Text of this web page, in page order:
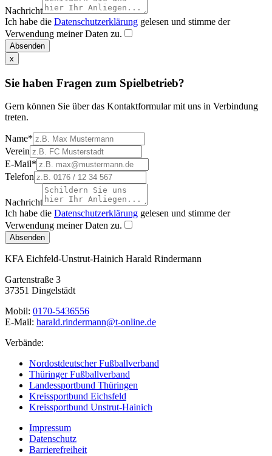
Nachricht
Ich habe die Datenschutzerklärung gelesen und stimme der
Verwendung meiner Daten zu.
Absenden
x
Sie haben Fragen zum Spielbetrieb?
Gern können Sie über das Kontaktformular mit uns in Verbindung
treten.
Name*
Verein
E-Mail*
Telefon
Nachricht
Ich habe die Datenschutzerklärung gelesen und stimme der
Verwendung meiner Daten zu.
Absenden
KFA Eichfeld-Unstrut-Hainich Harald Rindermann
Gartenstraße 3
37351 Dingelstädt
Mobil: 0170-5436556
E-Mail: harald.rindermann@t-online.de
Verbände:
Nordostdeutscher Fußballverband
Thüringer Fußballverband
Landessportbund Thüringen
Kreissportbund Eichsfeld
Kreissportbund Unstrut-Hainich
Impressum
Datenschutz
Barrierefreiheit